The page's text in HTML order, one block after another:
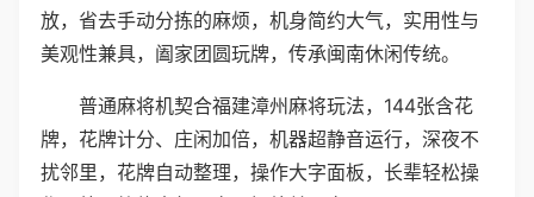
放，省去手动分拣的麻烦，机身简约大气，实用性与
美观性兼具，阖家团圆玩牌，传承闽南休闲传统。
普通麻将机契合福建漳州麻将玩法，144张含花
牌，花牌计分、庄闲加倍，机器超静音运行，深夜不
扰邻里，花牌自动整理，操作大字面板，长辈轻松操